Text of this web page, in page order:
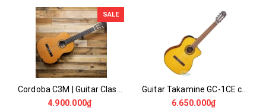
SALE
4.900.000₫
6.650.000₫